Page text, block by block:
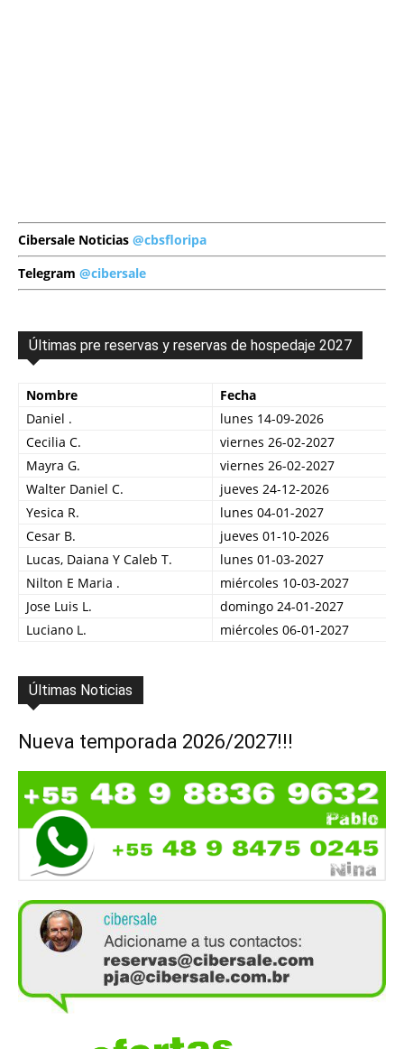
Cibersale Noticias @cbsfloripa
Telegram @cibersale
Últimas pre reservas y reservas de hospedaje 2027
Nombre
Fecha
Daniel .
lunes 14-09-2026
Cecilia C.
viernes 26-02-2027
Mayra G.
viernes 26-02-2027
Walter Daniel C.
jueves 24-12-2026
Yesica R.
lunes 04-01-2027
Cesar B.
jueves 01-10-2026
Lucas, Daiana Y Caleb T.
lunes 01-03-2027
Nilton E Maria .
miércoles 10-03-2027
Jose Luis L.
domingo 24-01-2027
Luciano L.
miércoles 06-01-2027
Últimas Noticias
Nueva temporada 2026/2027!!!